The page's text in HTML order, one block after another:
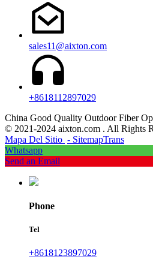
sales11@aixton.com
+8618112897029
China Good Quality Outdoor Fiber
© 2021-2024 aixton.com . All Rights
Mapa Del Sitio - SitemapTrans
Whatsapp
Send an Email
Phone
Tel
+8618123897029